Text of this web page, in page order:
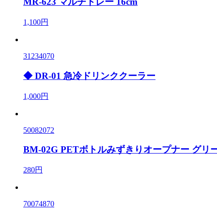
1,100円
31234070
◆ DR-01 急冷ドリンククーラー
1,000円
50082072
BM-02G PETボトルみずきりオープナー グリ
280円
70074870